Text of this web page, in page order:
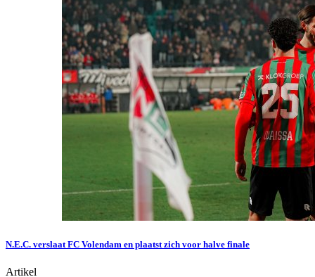
N.E.C. verslaat FC Volendam en plaatst zich voor halve finale
Artikel